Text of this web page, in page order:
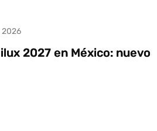
México: nuevo diseño,